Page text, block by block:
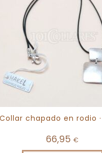
Collar chapado en rodio ·
66,95 €